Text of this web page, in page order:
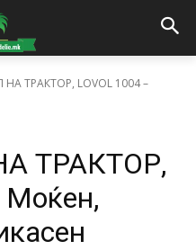
ТРАКТОР, LOVOL 1004 –
ТРАКТОР,
Моќен,